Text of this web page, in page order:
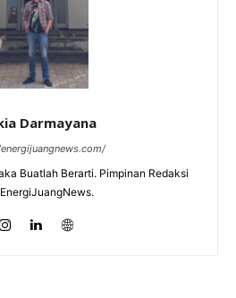
Darmayana
Buatlah Berarti. Pimpinan Redaksi